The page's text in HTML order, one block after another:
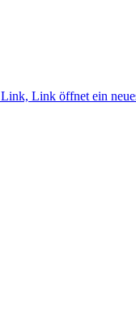
Link öffnet ein